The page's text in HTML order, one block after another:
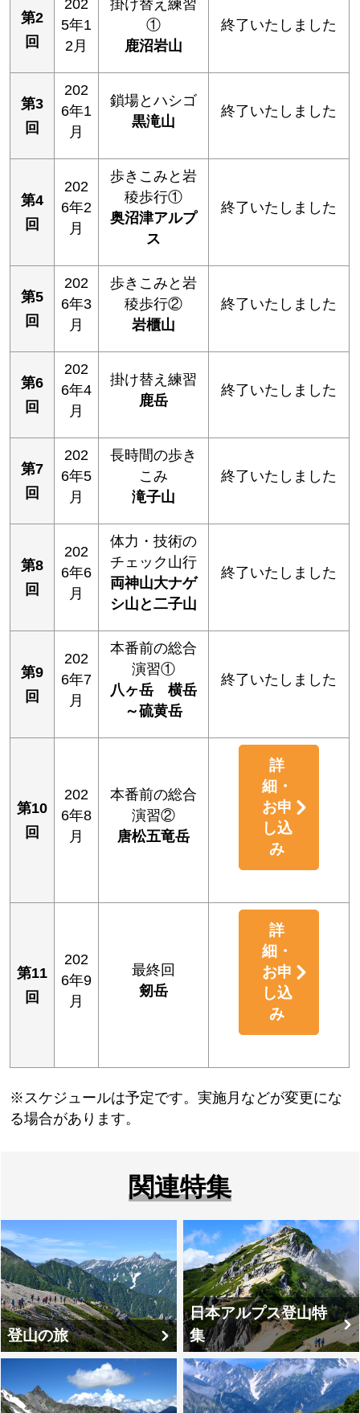
第2
回
202
5年1
2月
掛け替え練習
①
鹿沼岩山
終了いたしました
第3
回
202
6年1
月
鎖場とハシゴ
黒滝山
終了いたしました
第4
回
202
6年2
月
歩きこみと岩
稜歩行①
奥沼津アルプ
ス
終了いたしました
第5
回
202
6年3
月
歩きこみと岩
稜歩行②
岩櫃山
終了いたしました
第6
回
202
6年4
月
掛け替え練習
鹿岳
終了いたしました
第7
回
202
6年5
月
長時間の歩き
こみ
滝子山
終了いたしました
第8
回
202
6年6
月
体力・技術の
チェック山行
両神山大ナゲ
シ山と二子山
終了いたしました
第9
回
202
6年7
月
本番前の総合
演習①
八ヶ岳 横岳
～硫黄岳
終了いたしました
第10
回
202
6年8
月
本番前の総合
演習②
唐松五竜岳
詳
細・
お申
し込
み
第11
回
202
6年9
月
最終回
剱岳
詳
細・
お申
し込
み
※スケジュールは予定です。実施月などが変更にな
る場合があります。
関連特集
登山の旅
日本アルプス登山特
集